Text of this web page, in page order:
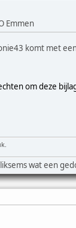
Emmen
komt met
om deze
wat een